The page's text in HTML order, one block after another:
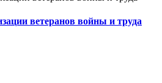
ветеранов войны и труда